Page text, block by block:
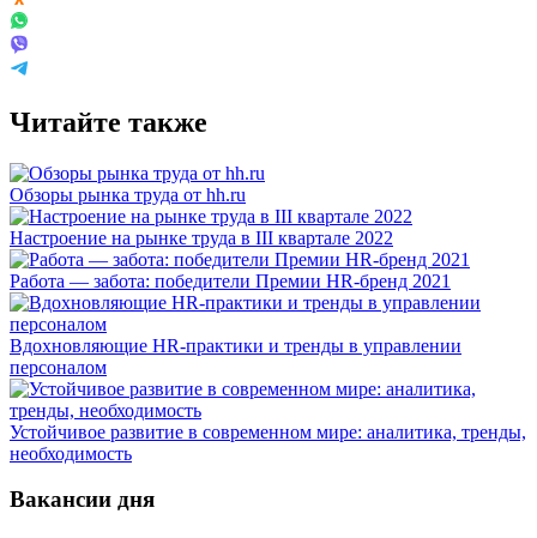
Читайте также
Обзоры рынка труда от hh.ru
Настроение на рынке труда в III квартале 2022
Работа — забота: победители Премии HR-бренд 2021
Вдохновляющие HR-практики и тренды в управлении
персоналом
Устойчивое развитие в современном мире: аналитика, тренды,
необходимость
Вакансии дня